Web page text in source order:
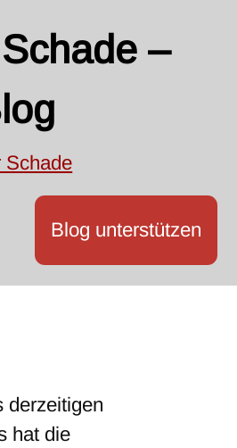
–
Schade
Blog unterstützen
derzeitigen
hat die